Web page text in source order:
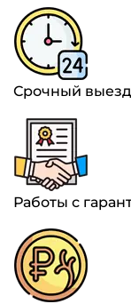
Срочный выезд
Работы с